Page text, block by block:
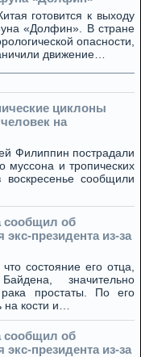
готовится к выходу
«Долфин». В стране
опасности,
движение…
циклоны
на
Филиппин пострадали
муссона и тропических
сообщили
об
президента из-за
состояние его отца,
значительно
рака простаты. По его
кости и…
об
президента из-за